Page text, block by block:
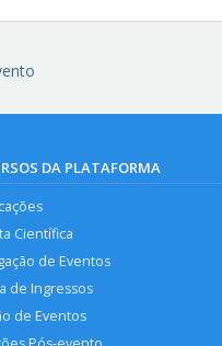
DA PLATAFORMA
Científica
de Eventos
de Ingressos
de Eventos